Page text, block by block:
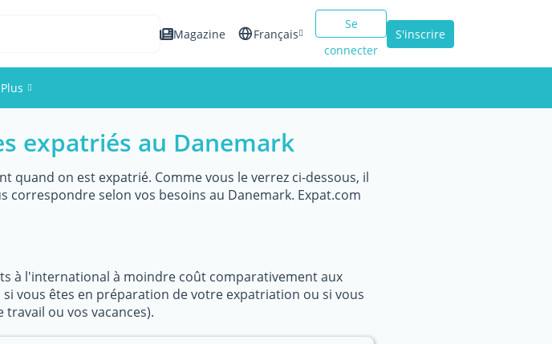
Magazine Français
Italiano
Se
connecter
S'inscrire
Plus
Événements
Membres
expatriés au Danemark
on est expatrié. Comme vous le verrez ci-dessous, il
selon vos besoins au Danemark. Expat.com
à l'international à moindre coût comparativement aux
vous êtes en préparation de votre expatriation ou si vous
ou vos vacances).